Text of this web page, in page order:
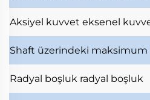
Aksiyel kuvvet eksenel
Shaft üzerindeki maksimum
Radyal boşluk radyal boşluk